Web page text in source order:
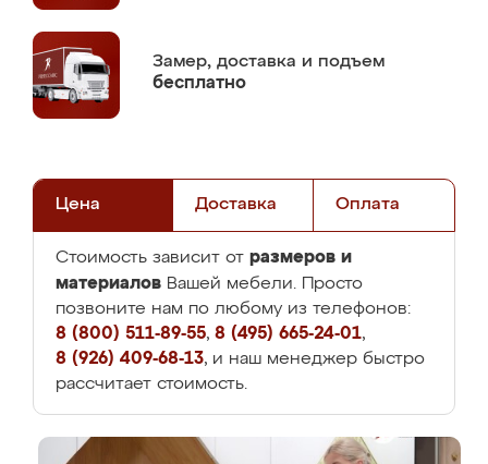
Замер, доставка и подъем
бесплатно
Цена Доставка Оплата
Стоимость зависит от размеров и
материалов Вашей мебели. Просто
позвоните нам по любому из телефонов:
8 (800) 511-89-55, 8 (495) 665-24-01,
8 (926) 409-68-13, и наш менеджер быстро
рассчитает стоимость.